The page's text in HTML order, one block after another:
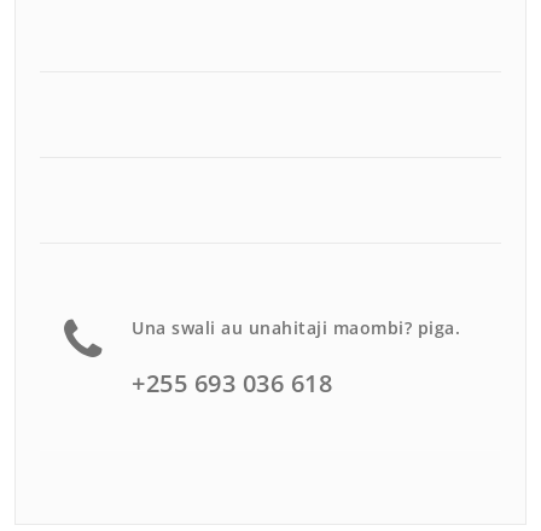
Una swali au unahitaji maombi? piga.
+255 693 036 618